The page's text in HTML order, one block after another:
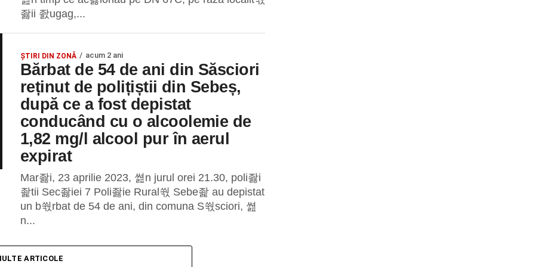
좛ii 좘ugag,...
ȘTIRI DIN ZONĂ acum 2 ani
Bărbat de 54 de ani din Săsciori
reținut de polițiștii din Sebeș,
după ce a fost depistat
conducând cu o alcoolemie de
1,82 mg/l alcool pur în aerul
expirat
Mar좛i, 23 aprilie 2023, 쎮n jurul orei 21.30, poli좛i
좙tii Sec좛iei 7 Poli좛ie Rural쒃 Sebe좙 au depistat
un b쒃rbat de 54 de ani, din comuna S쒃sciori, 쎮
n...
ARTICOLE